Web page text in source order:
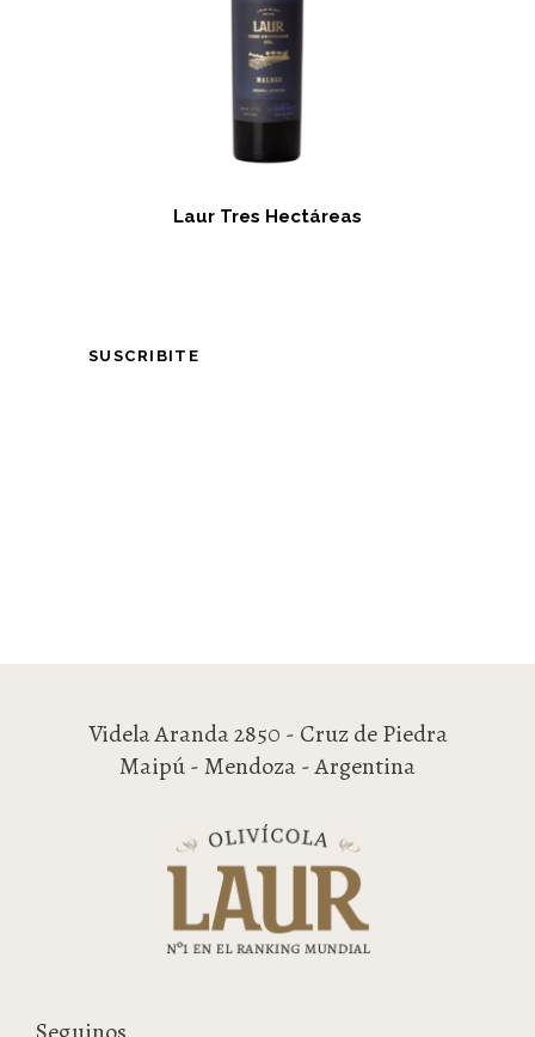
Laur Tres Hectáreas
SUSCRIBITE
Videla Aranda 2850 - Cruz de Piedra
Maipú - Mendoza - Argentina